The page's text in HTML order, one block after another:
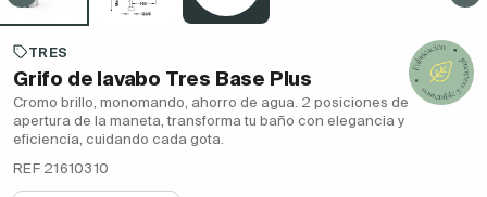
TRES
Grifo de lavabo Tres Base Plus
Cromo brillo, monomando, ahorro de agua. 2 posiciones de
apertura de la maneta, transforma tu baño con elegancia y
eficiencia, cuidando cada gota.
REF 21610310